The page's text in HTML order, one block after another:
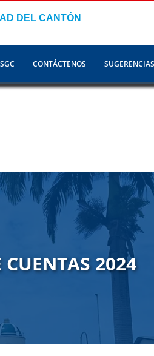
DEL CANTÓN
SGC CONTÁCTENOS SUGERENCIAS
2024